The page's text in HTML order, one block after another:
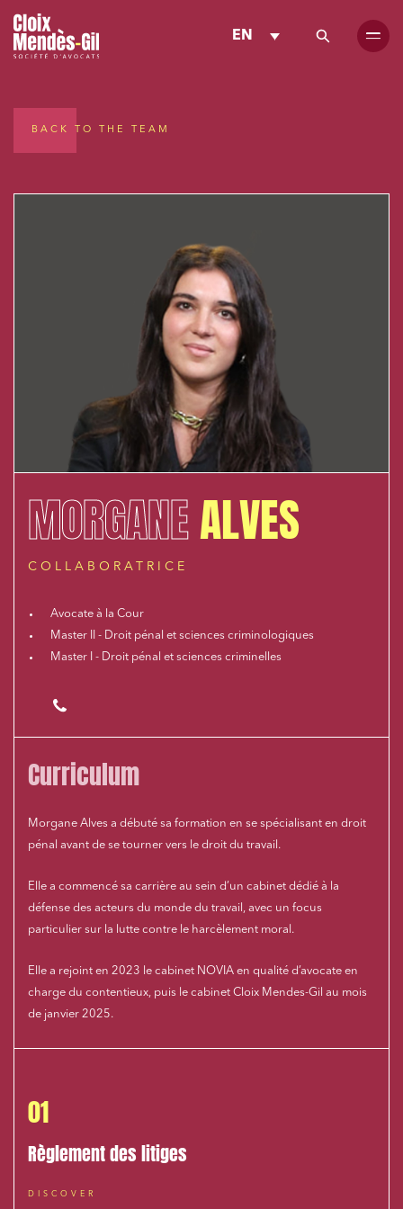
EN
BACK TO THE TEAM
MORGANEALVES
COLLABORATRICE
Avocate à la Cour
Master II - Droit pénal et sciences criminologiques
Master I - Droit pénal et sciences criminelles
Curriculum
Morgane Alves a débuté sa formation en se spécialisant en droit
pénal avant de se tourner vers le droit du travail.
Elle a commencé sa carrière au sein d’un cabinet dédié à la
défense des acteurs du monde du travail, avec un focus
particulier sur la lutte contre le harcèlement moral.
Elle a rejoint en 2023 le cabinet NOVIA en qualité d’avocate en
charge du contentieux, puis le cabinet Cloix Mendes-Gil au mois
de janvier 2025.
01
Règlement des litiges
DISCOVER
Media and publishing